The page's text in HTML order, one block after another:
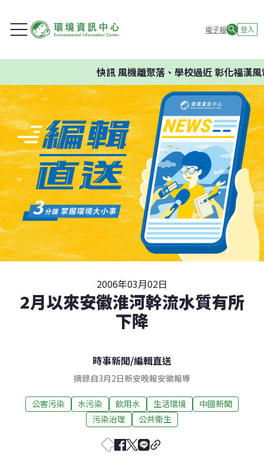
電子報 登入
快訊風機離聚落、學校過近 彰化福漢風
2006年03月02日
2月以來安徽淮河幹流水質有所
下降
時事新聞/編輯直送
摘錄自3月2日新安晚報安徽報導
公害污染 水污染 飲用水 生活環境
中國新聞
污染治理
公共衛生